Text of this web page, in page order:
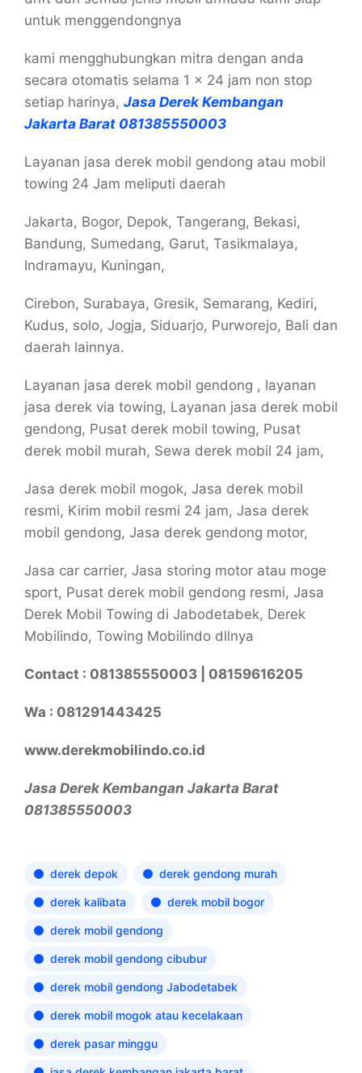
untuk menggendongnya
kami mengghubungkan mitra dengan anda
secara otomatis selama 1 x 24 jam non stop
setiap harinya, Jasa Derek Kembangan
Jakarta Barat 081385550003
Layanan jasa derek mobil gendong atau mobil
towing 24 Jam meliputi daerah
Jakarta, Bogor, Depok, Tangerang, Bekasi,
Bandung, Sumedang, Garut, Tasikmalaya,
Indramayu, Kuningan,
Cirebon, Surabaya, Gresik, Semarang, Kediri,
Kudus, solo, Jogja, Siduarjo, Purworejo, Bali dan
daerah lainnya.
Layanan jasa derek mobil gendong , layanan
jasa derek via towing, Layanan jasa derek mobil
gendong, Pusat derek mobil towing, Pusat
derek mobil murah, Sewa derek mobil 24 jam,
Jasa derek mobil mogok, Jasa derek mobil
resmi, Kirim mobil resmi 24 jam, Jasa derek
mobil gendong, Jasa derek gendong motor,
Jasa car carrier, Jasa storing motor atau moge
sport, Pusat derek mobil gendong resmi, Jasa
Derek Mobil Towing di Jabodetabek, Derek
Mobilindo, Towing Mobilindo dllnya
Contact : 081385550003 | 08159616205
Wa : 081291443425
www.derekmobilindo.co.id
Jasa Derek Kembangan Jakarta Barat
081385550003
derek depok derek gendong murah
derek kalibata derek mobil bogor
derek mobil gendong
derek mobil gendong cibubur
derek mobil gendong Jabodetabek
derek mobil mogok atau kecelakaan
derek pasar minggu